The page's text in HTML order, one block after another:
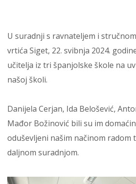
U suradnji s ravnateljem i
vrtića Siget, 22. svibnja 2024.
učitelja iz tri španjolske škole na
našoj školi.
Danijela Cerjan, Ida Belošević,
Mađor Božinović bili su im
oduševljeni našim načinom radom
daljnom suradnjom.